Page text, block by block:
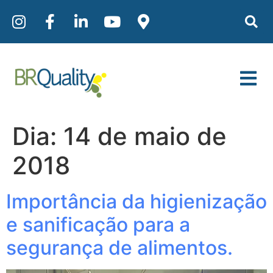
Dia: 14 de maio de
2018
Importância da higienização
e sanificação para a
segurança de alimentos.